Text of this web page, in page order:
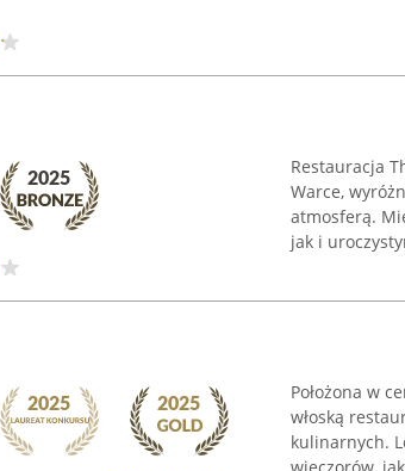
Restauracja
Warce,
atmosferą.
jak i
Położona w
włoską
kulinarnych.